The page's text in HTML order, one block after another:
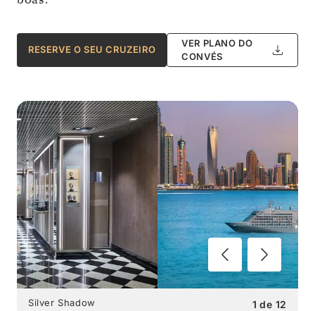
RESERVE O SEU CRUZEIRO
VER PLANO DO
CONVÉS
1 de 12
Silver Shadow